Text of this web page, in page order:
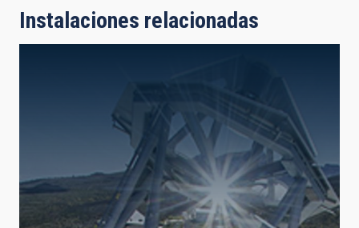
Instalaciones relacionadas